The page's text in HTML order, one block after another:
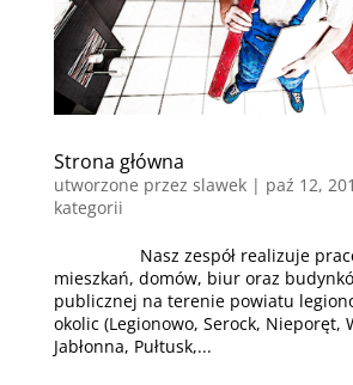
Strona główna
utworzone przez slawek| paź 12,
kategorii
Nasz zespół realizuje prace
mieszkań, domów, biur oraz
publicznej na terenie powiatu
okolic (Legionowo, Serock, Nieporęt,
Jabłonna, Pułtusk,...